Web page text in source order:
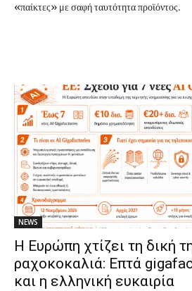
«παίκτες» με σαφή ταυτότητα προϊόντος.
NEWS
Η Ευρώπη χτίζει τη δική
ραχοκοκαλιά: Επτά
και η ελληνική ευκαιρία